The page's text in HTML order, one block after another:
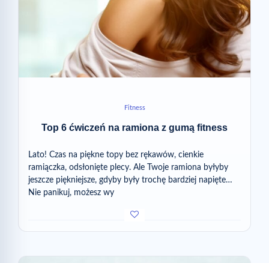
Fitness
Top 6 ćwiczeń na ramiona z gumą fitness
Lato! Czas na piękne topy bez rękawów, cienkie
ramiączka, odsłonięte plecy. Ale Twoje ramiona byłyby
jeszcze piękniejsze, gdyby były trochę bardziej napięte…
Nie panikuj, możesz wy